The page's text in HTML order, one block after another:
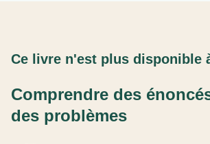
Comprendre des
des problèmes
Ce livre n'est plus disponible